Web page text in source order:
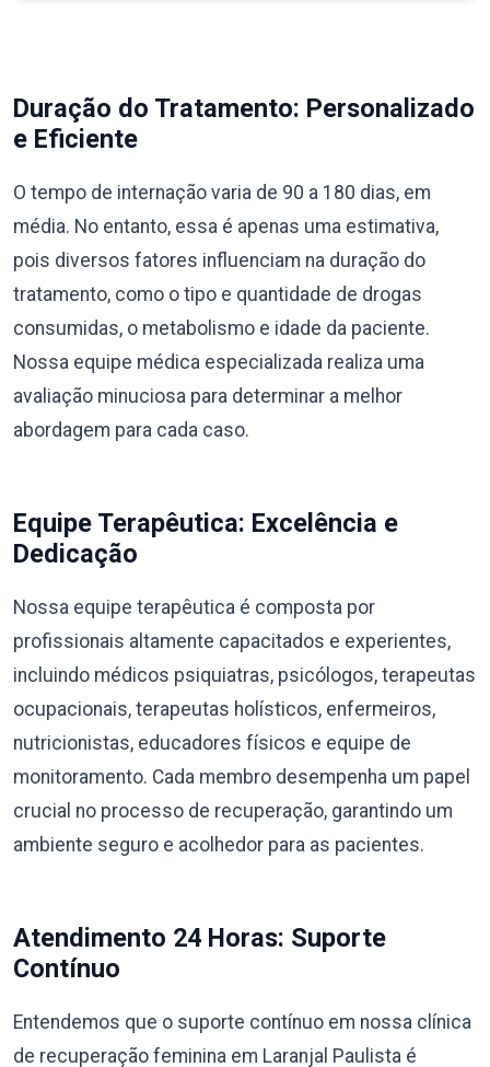
Duração do Tratamento: Personalizado
e Eficiente
O tempo de internação varia de 90 a 180 dias, em
média. No entanto, essa é apenas uma estimativa,
pois diversos fatores influenciam na duração do
tratamento, como o tipo e quantidade de drogas
consumidas, o metabolismo e idade da paciente.
Nossa equipe médica especializada realiza uma
avaliação minuciosa para determinar a melhor
abordagem para cada caso.
Equipe Terapêutica: Excelência e
Dedicação
Nossa equipe terapêutica é composta por
profissionais altamente capacitados e experientes,
incluindo médicos psiquiatras, psicólogos, terapeutas
ocupacionais, terapeutas holísticos, enfermeiros,
nutricionistas, educadores físicos e equipe de
monitoramento. Cada membro desempenha um papel
crucial no processo de recuperação, garantindo um
ambiente seguro e acolhedor para as pacientes.
Atendimento 24 Horas: Suporte
Contínuo
Entendemos que o suporte contínuo em nossa clínica
de recuperação feminina em Laranjal Paulista é